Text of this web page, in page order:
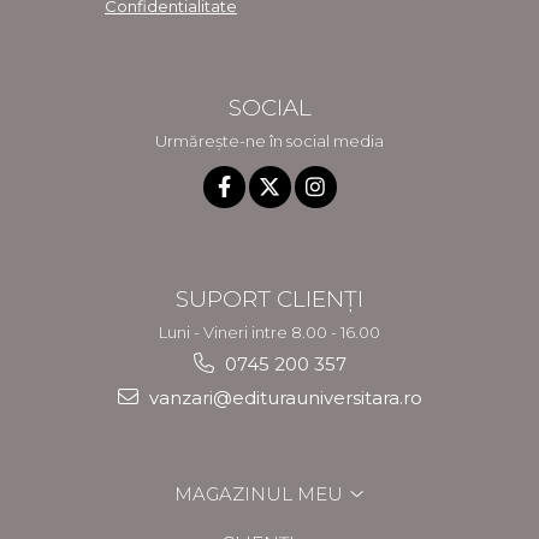
Confidentialitate
SOCIAL
Urmărește-ne în social media
SUPORT CLIENȚI
Luni - Vineri intre 8.00 - 16.00
0745 200 357
vanzari@editurauniversitara.ro
MAGAZINUL MEU